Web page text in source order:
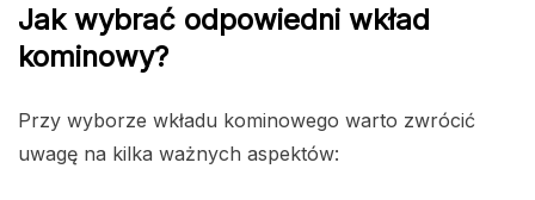
Jak wybrać odpowiedni wkład
kominowy?
Przy wyborze wkładu kominowego warto zwrócić
uwagę na kilka ważnych aspektów: